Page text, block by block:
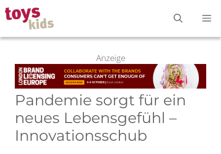
Zum
Inhalt
springen
Anzeige
Pandemie sorgt für ein
neues Lebensgefühl –
Innovationsschub